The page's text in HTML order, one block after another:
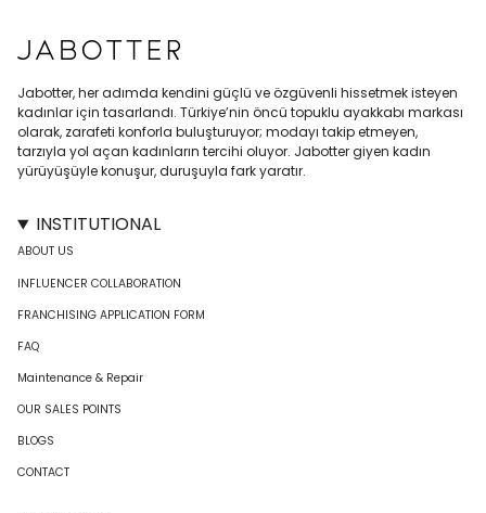
Jabotter, her adımda kendini güçlü ve özgüvenli hissetmek isteyen
kadınlar için tasarlandı. Türkiye’nin öncü topuklu ayakkabı markası
olarak, zarafeti konforla buluşturuyor; modayı takip etmeyen,
tarzıyla yol açan kadınların tercihi oluyor. Jabotter giyen kadın
yürüyüşüyle konuşur, duruşuyla fark yaratır.
INSTITUTIONAL
ABOUT US
INFLUENCER COLLABORATION
FRANCHISING APPLICATION FORM
FAQ
Maintenance & Repair
OUR SALES POINTS
BLOGS
CONTACT